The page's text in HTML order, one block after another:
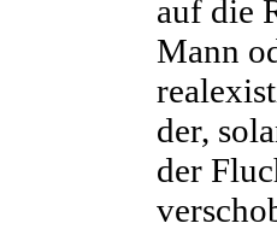
auf die
Mann
der,
der